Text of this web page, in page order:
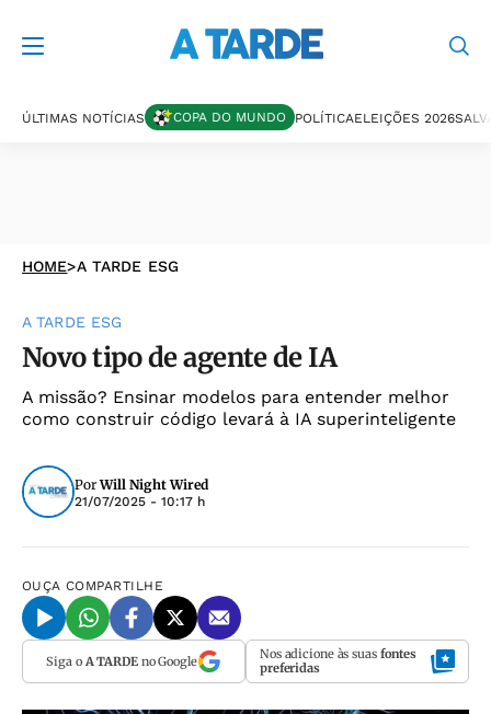
ÚLTIMAS NOTÍCIAS COPA DO MUNDO POLÍTICAELEIÇÕES 2026
HOME>A TARDE ESG
A TARDE ESG
Novo tipo de agente de IA
A missão? Ensinar modelos para entender melhor
como construir código levará à IA superinteligente
PorWill Night Wired
21/07/2025 - 10:17 h
OUÇA COMPARTILHE
Siga o A TARDEno Google Nos adicione às suas fontes
preferidas